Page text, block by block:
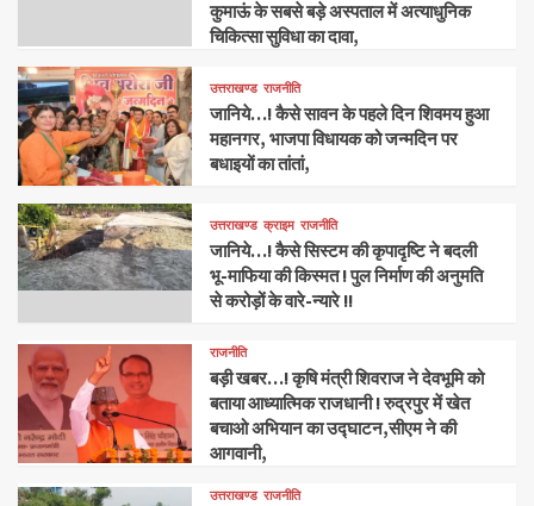
कुमाऊं के सबसे बड़े अस्पताल में अत्याधुनिक
चिकित्सा सुविधा का दावा,
उत्तराखण्ड राजनीति
जानिये…! कैसे सावन के पहले दिन शिवमय हुआ
महानगर, भाजपा विधायक को जन्मदिन पर
बधाइयों का तांतां,
उत्तराखण्ड क्राइम राजनीति
जानिये…! कैसे सिस्टम की कृपादृष्टि ने बदली
भू-माफिया की किस्मत ! पुल निर्माण की अनुमति
से करोड़ों के वारे-न्यारे !!
राजनीति
बड़ी खबर…! कृषि मंत्री शिवराज ने देवभूमि को
बताया आध्यात्मिक राजधानी ! रुद्रपुर में खेत
बचाओ अभियान का उद्घाटन,सीएम ने की
आगवानी,
उत्तराखण्ड राजनीति